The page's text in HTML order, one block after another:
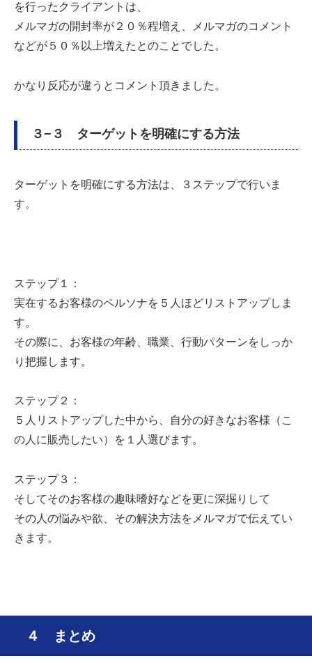
を行ったクライアントは、
メルマガの開封率が２０％程増え、メルマガのコメント
などが５０％以上増えたとのことでした。
かなり反応が違うとコメント頂きました。
３−３ ターゲットを明確にする方法
ターゲットを明確にする方法は、３ステップで行いま
す。
ステップ１：
実在するお客様のペルソナを５人ほどリストアップしま
す。
その際に、お客様の年齢、職業、行動パターンをしっか
り把握します。
ステップ２：
５人リストアップした中から、自分の好きなお客様（こ
の人に販売したい）を１人選びます。
ステップ３：
そしてそのお客様の趣味嗜好などを更に深掘りして
その人の悩みや欲、その解決方法をメルマガで伝えてい
きます。
４ まとめ